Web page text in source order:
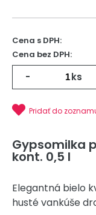
Cena s DPH:
Cena bez DPH:
- ks
Pridať do
Gypsomilka
kont. 0,5 l
Elegantná bielo
husté vankúše